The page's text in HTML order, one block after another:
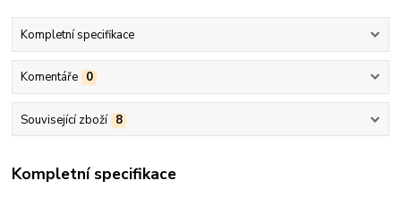
Kompletní specifikace
Komentáře 0
Související zboží 8
Kompletní specifikace